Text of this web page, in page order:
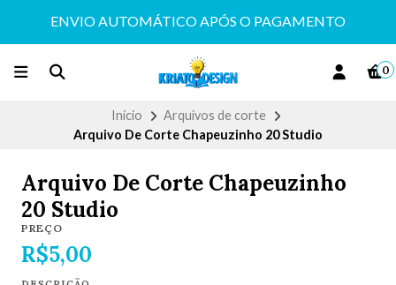
ENVIO AUTOMÁTICO APÓS O PAGAMENTO
0
Início
Arquivos de corte
Arquivo De Corte Chapeuzinho 20 Studio
Arquivo De Corte Chapeuzinho
20 Studio
PREÇO
R$5,00